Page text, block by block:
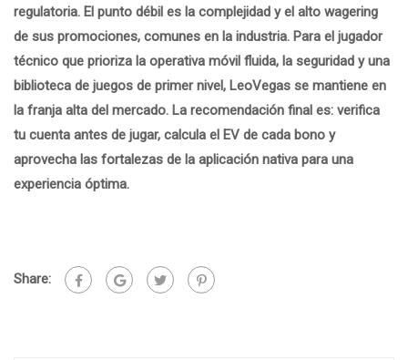
regulatoria. El punto débil es la complejidad y el alto wagering
de sus promociones, comunes en la industria. Para el jugador
técnico que prioriza la operativa móvil fluida, la seguridad y una
biblioteca de juegos de primer nivel, LeoVegas se mantiene en
la franja alta del mercado. La recomendación final es: verifica
tu cuenta antes de jugar, calcula el EV de cada bono y
aprovecha las fortalezas de la aplicación nativa para una
experiencia óptima.
Share: